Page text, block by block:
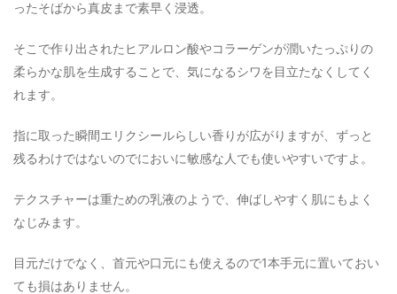
ったそばから真皮まで素早く浸透。
そこで作り出されたヒアルロン酸やコラーゲンが潤いたっぷりの
柔らかな肌を生成することで、気になるシワを目立たなくしてく
れます。
指に取った瞬間エリクシールらしい香りが広がりますが、ずっと
残るわけではないのでにおいに敏感な人でも使いやすいですよ。
テクスチャーは重ための乳液のようで、伸ばしやすく肌にもよく
なじみます。
目元だけでなく、首元や口元にも使えるので1本手元に置いておい
ても損はありません。